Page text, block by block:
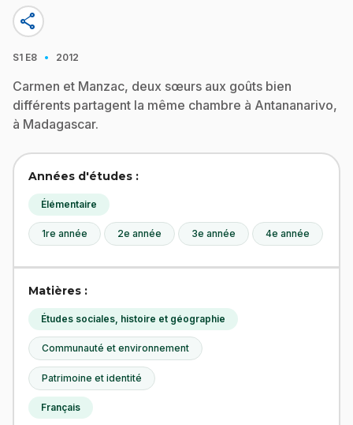
share
S1 E8 · 2012
Carmen et Manzac, deux sœurs aux goûts bien
différents partagent la même chambre à Antananarivo,
à Madagascar.
Années d'études :
Élémentaire
1re année 2e année 3e année 4e année
Matières :
Études sociales, histoire et géographie
Communauté et environnement
Patrimoine et identité
Français